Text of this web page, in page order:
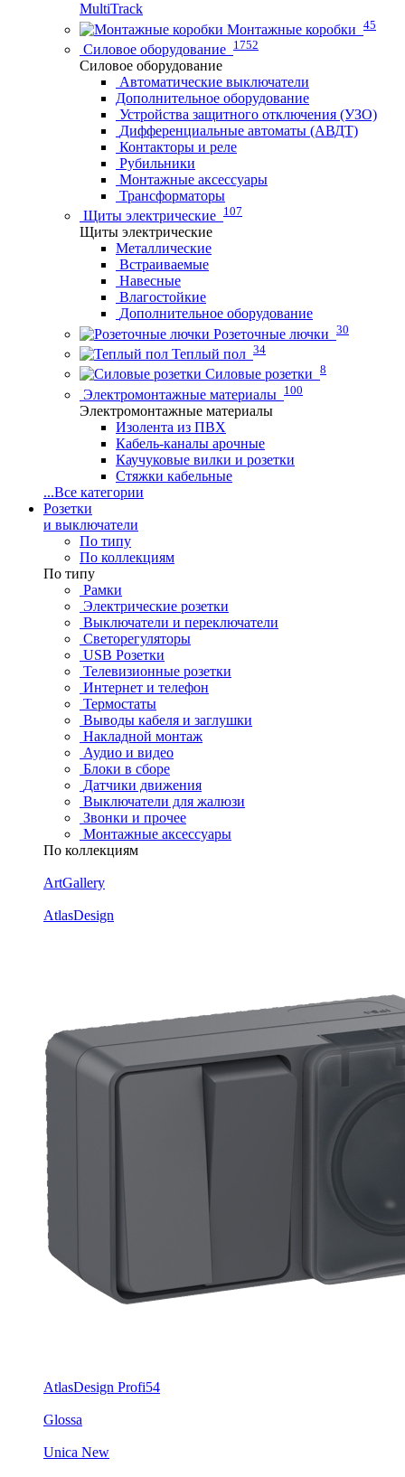
MultiTrack
Монтажные коробки 45
Силовое оборудование 1752
Силовое оборудование
Автоматические выключатели
Дополнительное оборудование
Устройства защитного отключения (УЗО)
Дифференциальные автоматы (АВДТ)
Контакторы и реле
Рубильники
Монтажные аксессуары
Трансформаторы
Щиты электрические 107
Щиты электрические
Металлические
Встраиваемые
Навесные
Влагостойкие
Дополнительное оборудование
Розеточные лючки 30
Теплый пол 34
Силовые розетки 8
Электромонтажные материалы 100
Электромонтажные материалы
Изолента из ПВХ
Кабель-каналы арочные
Каучуковые вилки и розетки
Стяжки кабельные
...Все категории
Розетки
и выключатели
По типу
По коллекциям
По типу
Рамки
Электрические розетки
Выключатели и переключатели
Светорегуляторы
USB Розетки
Телевизионные розетки
Интернет и телефон
Термостаты
Выводы кабеля и заглушки
Накладной монтаж
Аудио и видео
Блоки в сборе
Датчики движения
Выключатели для жалюзи
Звонки и прочее
Монтажные аксессуары
По коллекциям
ArtGallery
AtlasDesign
AtlasDesign Profi54
Glossa
Unica New